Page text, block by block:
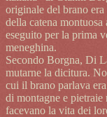
originale del brano
della catena montuosa
eseguito per la prima
meneghina.
Secondo Borgna, Di
mutarne la dicitura.
cui il brano parlava
di montagne e pietraie
facevano la vita dei